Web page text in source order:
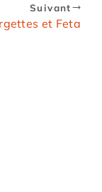
Suivant
et Feta